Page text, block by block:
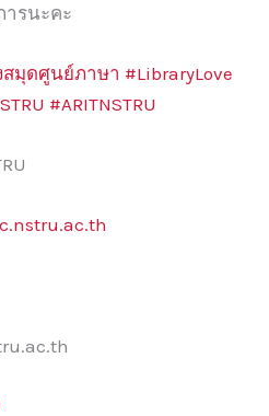
รนะคะ
สมุดศูนย์ภาษา #LibraryLove
#ARITNSTRU